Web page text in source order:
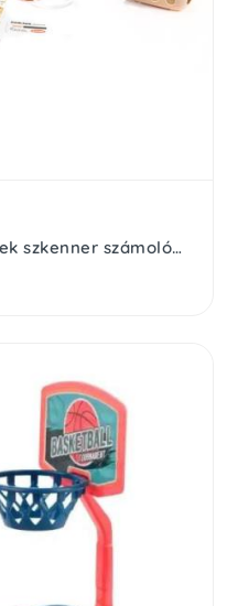
Áruházi pénztárgép termékek szkenner számológép hangok